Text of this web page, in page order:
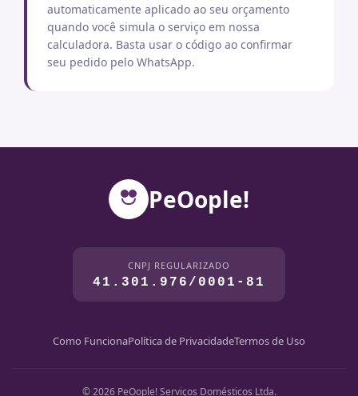
automaticamente aplicado ao seu orçamento
quando você simula o serviço em nossa
calculadora. Basta usar o código ao confirmar
seu pedido pelo WhatsApp.
PeOople!
CNPJ REGULARIZADO
41.301.976/0001-81
Como FuncionaPolítica de PrivacidadeTermos de Uso
© 2026 PeOople! Serviços Domésticos Ltda.